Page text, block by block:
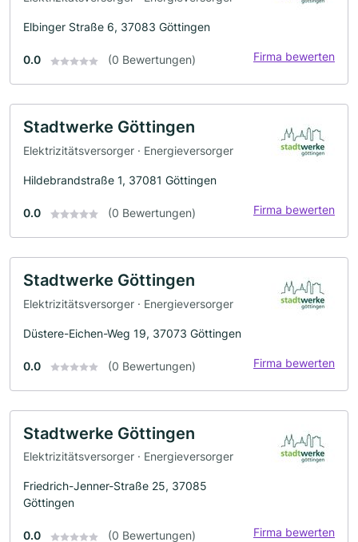
Elbinger Straße 6, 37083 Göttingen
0.0 (0 Bewertungen) Firma bewerten
Stadtwerke Göttingen
Elektrizitätsversorger · Energieversorger
Hildebrandstraße 1, 37081 Göttingen
0.0 (0 Bewertungen) Firma bewerten
Stadtwerke Göttingen
Elektrizitätsversorger · Energieversorger
Düstere-Eichen-Weg 19, 37073 Göttingen
0.0 (0 Bewertungen) Firma bewerten
Stadtwerke Göttingen
Elektrizitätsversorger · Energieversorger
Friedrich-Jenner-Straße 25, 37085
Göttingen
0.0 (0 Bewertungen) Firma bewerten